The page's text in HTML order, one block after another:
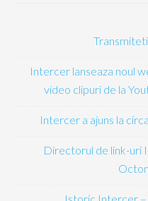
Intercer lanseaza noul
video clipuri de la
Intercer a ajuns la
Directorul de link-uri